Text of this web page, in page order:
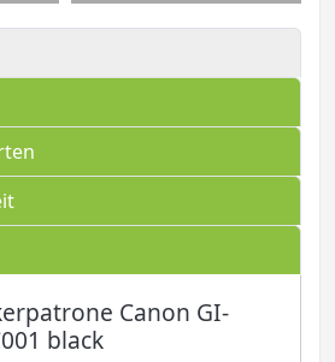
Canon GI-
black